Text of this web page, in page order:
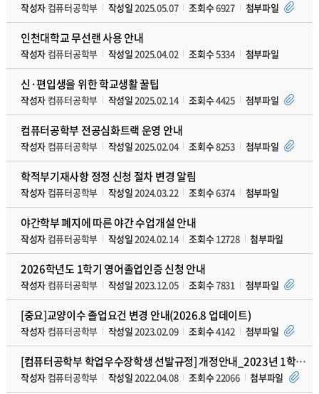
작성자 컴퓨터공학부 작성일2025.05.07 조회수6927 첨부파일
인천대학교 무선랜 사용 안내
작성자 컴퓨터공학부 작성일2025.04.02 조회수5334 첨부파일
신·편입생을 위한 학교생활 꿀팁
작성자 컴퓨터공학부 작성일2025.02.14 조회수4425 첨부파일
컴퓨터공학부 전공심화트랙 운영 안내
작성자 컴퓨터공학부 작성일2025.02.04 조회수8253 첨부파일
학적부기재사항 정정 신청 절차 변경 알림
작성자 컴퓨터공학부 작성일2024.03.22 조회수6374 첨부파일
야간학부 폐지에 따른 야간 수업개설 안내
작성자 컴퓨터공학부 작성일2024.02.14 조회수12728 첨부파일
2026학년도 1학기 영어졸업인증 신청 안내
작성자 컴퓨터공학부 작성일2023.12.05 조회수7831 첨부파일
[중요]교양이수 졸업요건 변경 안내(2026.8 업데이트)
작성자 컴퓨터공학부 작성일2023.02.09 조회수4142 첨부파일
[컴퓨터공학부 학업우수장학생 선발규정] 개정안내_2023년 1학기 이후
작성자 컴퓨터공학부 작성일2022.04.08 조회수22066 첨부파일